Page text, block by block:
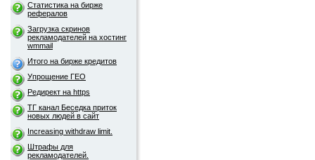
Статистика на бирже
рефералов
Загрузка скринов
рекламодателей на хостинг
wmmail
Итого на бирже кредитов
Упрощение ГЕО
Редирект на https
ТГ канал Беседка приток
новых людей в сайт
Increasing withdraw limit.
Штрафы для
рекламодателей.